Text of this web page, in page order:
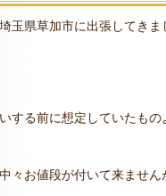
玉県草加市に出張してき
する前に想定していたも
々お値段が付いて来ませ